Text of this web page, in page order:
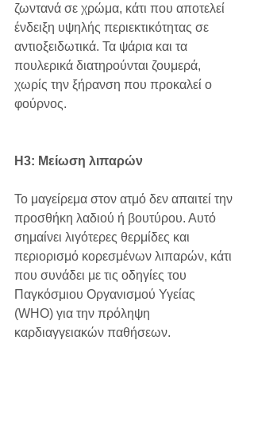
ζωντανά σε χρώμα, κάτι που αποτελεί
ένδειξη υψηλής περιεκτικότητας σε
αντιοξειδωτικά. Τα ψάρια και τα
πουλερικά διατηρούνται ζουμερά,
χωρίς την ξήρανση που προκαλεί ο
φούρνος.
H3: Μείωση λιπαρών
Το μαγείρεμα στον ατμό δεν απαιτεί την
προσθήκη λαδιού ή βουτύρου. Αυτό
σημαίνει λιγότερες θερμίδες και
περιορισμό κορεσμένων λιπαρών, κάτι
που συνάδει με τις οδηγίες του
Παγκόσμιου Οργανισμού Υγείας
(WHO) για την πρόληψη
καρδιαγγειακών παθήσεων.